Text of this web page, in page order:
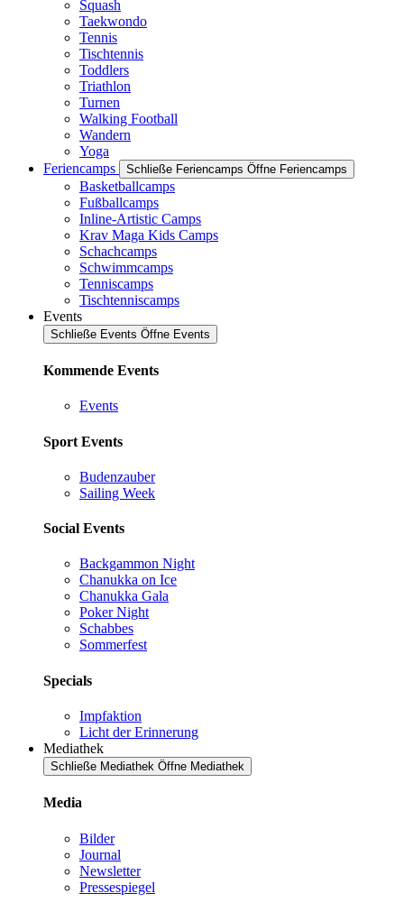
Squash
Taekwondo
Tennis
Tischtennis
Toddlers
Triathlon
Turnen
Walking Football
Wandern
Yoga
Feriencamps
Schließe Feriencamps Öffne Feriencamps
Basketballcamps
Fußballcamps
Inline-Artistic Camps
Krav Maga Kids Camps
Schachcamps
Schwimmcamps
Tenniscamps
Tischtenniscamps
Events
Schließe Events Öffne Events
Kommende Events
Events
Sport Events
Budenzauber
Sailing Week
Social Events
Backgammon Night
Chanukka on Ice
Chanukka Gala
Poker Night
Schabbes
Sommerfest
Specials
Impfaktion
Licht der Erinnerung
Mediathek
Schließe Mediathek Öffne Mediathek
Media
Bilder
Journal
Newsletter
Pressespiegel